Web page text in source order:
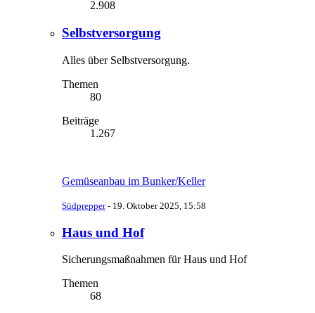
2.908
Selbstversorgung
Alles über Selbstversorgung.
Themen
80
Beiträge
1.267
Gemüseanbau im Bunker/Keller
Südprepper- 19. Oktober 2025, 15:58
Haus und Hof
Sicherungsmaßnahmen für Haus und Hof
Themen
68